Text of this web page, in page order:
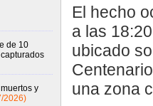
de 10
y
2026)
El hecho
a las
ubicado
una zona